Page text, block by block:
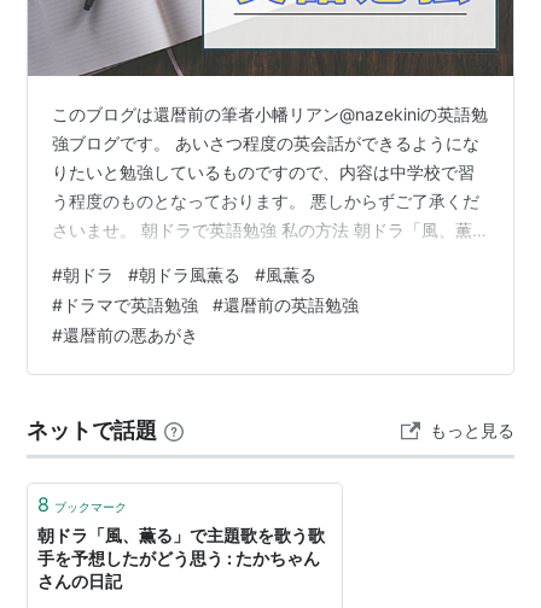
このブログは還暦前の筆者小幡リアン@nazekiniの英語勉
強ブログです。 あいさつ程度の英会話ができるようにな
りたいと勉強しているものですので、内容は中学校で習
う程度のものとなっております。 悪しからずご了承くだ
さいませ。 朝ドラで英語勉強 私の方法 朝ドラ「風、薫
について 朝ドラで英語勉強 私の方法 NHKの配信サービ
スNHK ONE（https://www.nhk.or.jp/nhkone/）の字幕と
速度調整サービスを使って英語部分を聞き取りし、わか
らないことはAIのGemini（Google のエブリデイ AI アシ
#朝ドラ #朝ドラ風薫る #風薫る
# ドラマで英語勉強 #還暦前の英語勉強
#還暦前の悪あがき
ネットで話題 もっと見る
8 ブックマーク
朝ドラ「風、薫る」で主題歌を歌う歌
手を予想したがどう思う : たかちゃん
さんの日記